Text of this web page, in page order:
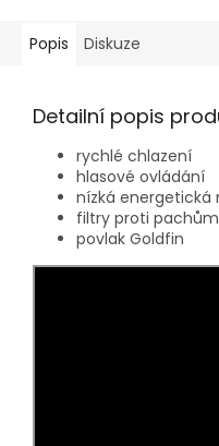
Popis Diskuze
Detailní popis
rychlé chlazení
hlasové ovládání
nízká energetická
filtry proti
povlak Goldfin